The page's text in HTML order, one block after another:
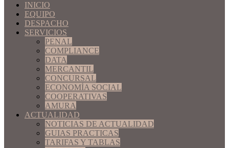
INICIO
EQUIPO
DESPACHO
SERVICIOS
PENAL
COMPLIANCE
DATA
MERCANTIL
CONCURSAL
ECONOMÍA SOCIAL
COOPERATIVAS
AMURA
ACTUALIDAD
NOTICIAS DE ACTUALIDAD
GUIAS PRACTICAS
TARIFAS Y TABLAS